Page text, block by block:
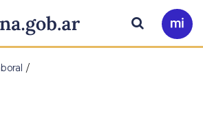
principal
Ir
a
Buscar